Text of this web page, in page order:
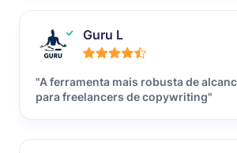
Guru L
"A ferramenta mais robusta de
para freelancers de copywriting"